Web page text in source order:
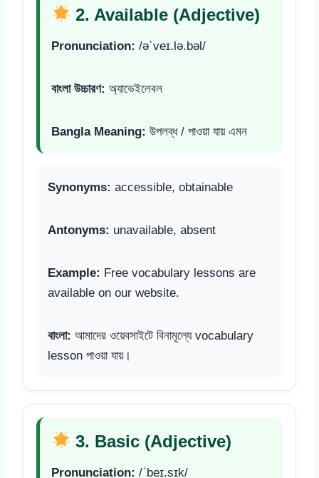
2. Available (Adjective)
Pronunciation: /əˈveɪ.lə.bəl/
বাংলা উচ্চারণ: অ্যাভেইলেবল
Bangla Meaning: উপলব্ধ / পাওয়া যায় এমন
Synonyms: accessible, obtainable
Antonyms: unavailable, absent
Example: Free vocabulary lessons are
available on our website.
বাংলা: আমাদের ওয়েবসাইটে বিনামূল্যে vocabulary
lesson পাওয়া যায়।
3. Basic (Adjective)
Pronunciation: /ˈbeɪ.sɪk/